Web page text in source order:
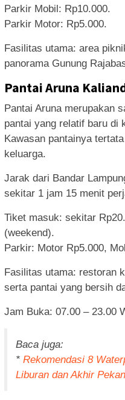
Parkir Mobil: Rp10.000.
Parkir Motor: Rp5.000.
Fasilitas utama: area
panorama Gunung
Pantai Aruna
Pantai Aruna merupakan
pantai yang relatif baru di
Kawasan pantainya
keluarga.
Jarak dari Bandar
sekitar 1 jam 15 menit
Tiket masuk: sekitar
(weekend).
Parkir: Motor Rp5.000,
Fasilitas utama: restoran
serta pantai yang bersih
Jam Buka: 07.00 – 23.00
Baca juga:
* Rekomendasi 8
Liburan dan Akhir Pekan